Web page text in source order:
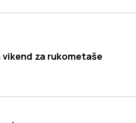
vikend za rukometaše